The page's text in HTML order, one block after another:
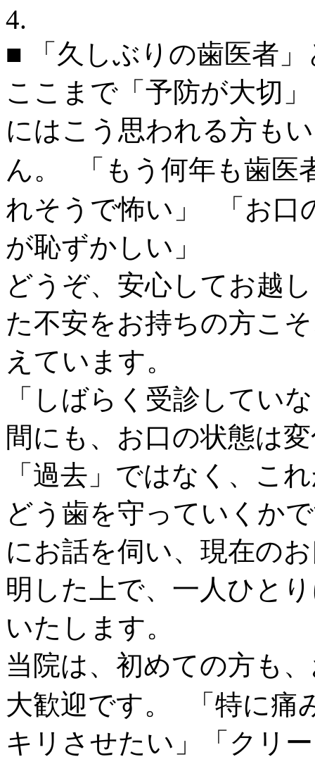
4.
■ 「久しぶりの歯医者
ここまで「予防が大切
にはこう思われる方も
ん。 「もう何年も歯医
れそうで怖い」 「お口
が恥ずかしい」
どうぞ、安心してお越
た不安をお持ちの方こ
えています。
「しばらく受診して
間にも、お口の状態は
「過去」ではなく、こ
どう歯を守っていくか
にお話を伺い、現在の
明した上で、一人ひと
いたします。
当院は、初めての方も
大歓迎です。 「特に痛
キリさせたい」「クリ